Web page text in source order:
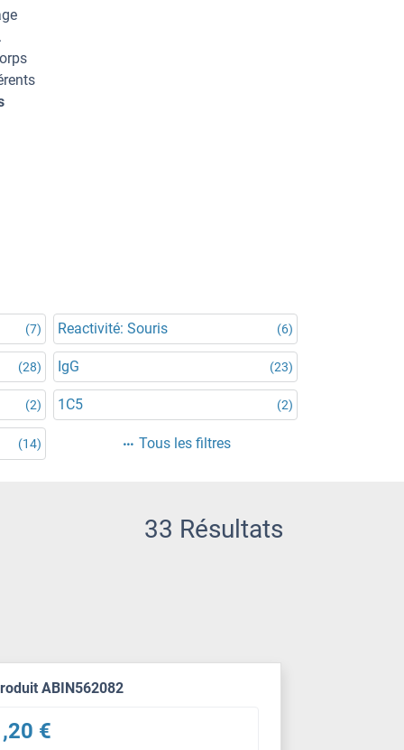
(7) Reactivité: Souris (6)
(28) IgG (23)
(2) 1C5 (2)
(14) Tous les filtres
33 Résultats
ABIN562082
€